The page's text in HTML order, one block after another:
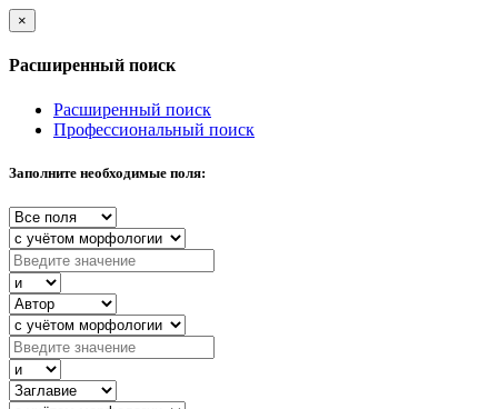
×
Расширенный поиск
Расширенный поиск
Профессиональный поиск
Заполните необходимые поля: